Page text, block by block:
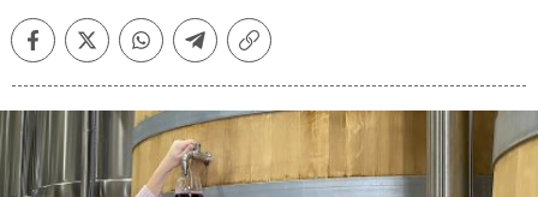
FacebookTwitterWhatsappTelegramCopiar